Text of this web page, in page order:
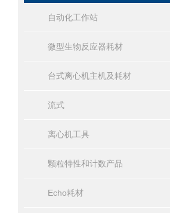
自动化工作站
微型生物反应器耗材
台式离心机主机及耗材
流式
离心机工具
颗粒特性和计数产品
Echo耗材